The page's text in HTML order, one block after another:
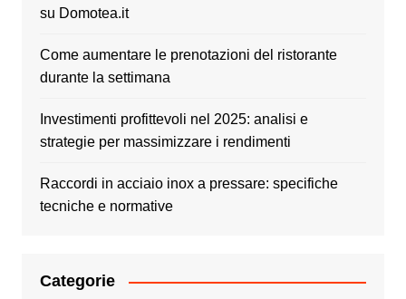
su Domotea.it
Come aumentare le prenotazioni del ristorante
durante la settimana
Investimenti profittevoli nel 2025: analisi e
strategie per massimizzare i rendimenti
Raccordi in acciaio inox a pressare: specifiche
tecniche e normative
Categorie